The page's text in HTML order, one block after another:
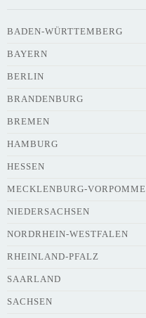
Webseite
Kurze
BADEN-WÜRTTEMBERG
BAYERN
BERLIN
BRANDENBURG
BREMEN
HAMBURG
HESSEN
MECKLENBURG-
NIEDERSACHSEN
NORDRHEIN-WESTFALEN
RHEINLAND-PFALZ
SAARLAND
SACHSEN